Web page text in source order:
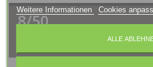
8/50
Kugelketten in 8 mm Stärke und 50
Weitere Informationen Cookies
ALLE